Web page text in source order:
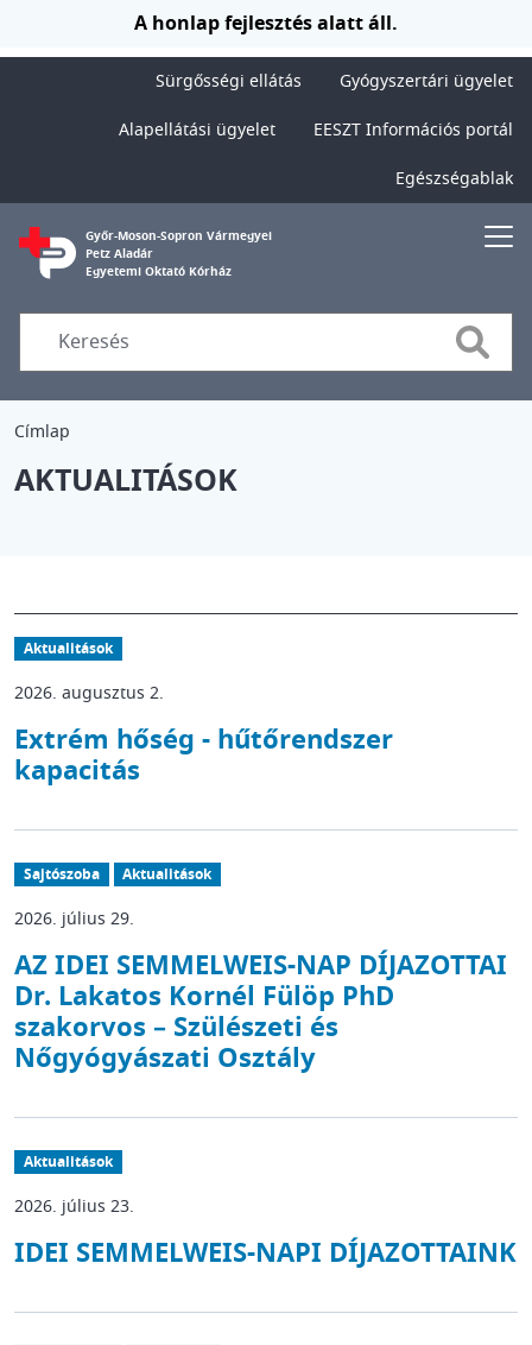
Ugrás a tartalomraA honlap fejlesztés alatt áll.
Sürgősségi ellátás
Gyógyszertári ügyelet
Alapellátási ügyelet
EESZT Információs portál
Egészségablak
Győr-Moson-Sopron Vármegyei
Petz Aladár
Egyetemi Oktató Kórház
Search
Címlap
AKTUALITÁSOK
Aktualitások
2026. augusztus 2.
Extrém hőség - hűtőrendszer
kapacitás
Sajtószoba Aktualitások
2026. július 29.
AZ IDEI SEMMELWEIS-NAP DÍJAZOTTAI
Dr. Lakatos Kornél Fülöp PhD
szakorvos – Szülészeti és
Nőgyógyászati Osztály
Aktualitások
2026. július 23.
IDEI SEMMELWEIS-NAPI DÍJAZOTTAINK